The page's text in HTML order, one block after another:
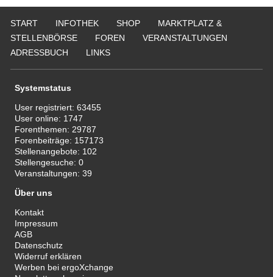
START INFOTHEK SHOP
MARKTPLATZ &
STELLENBÖRSE
FOREN
VERANSTALTUNGEN
ADRESSBUCH
LINKS
Systemstatus
User registriert:63455
User online: 1747
Forenthemen: 29787
Forenbeiträge: 157173
Stellenangebote: 102
Stellengesuche:0
Veranstaltungen:39
Über uns
Kontakt
Impressum
AGB
Datenschutz
Widerruf erklären
Werben bei ergoXchange